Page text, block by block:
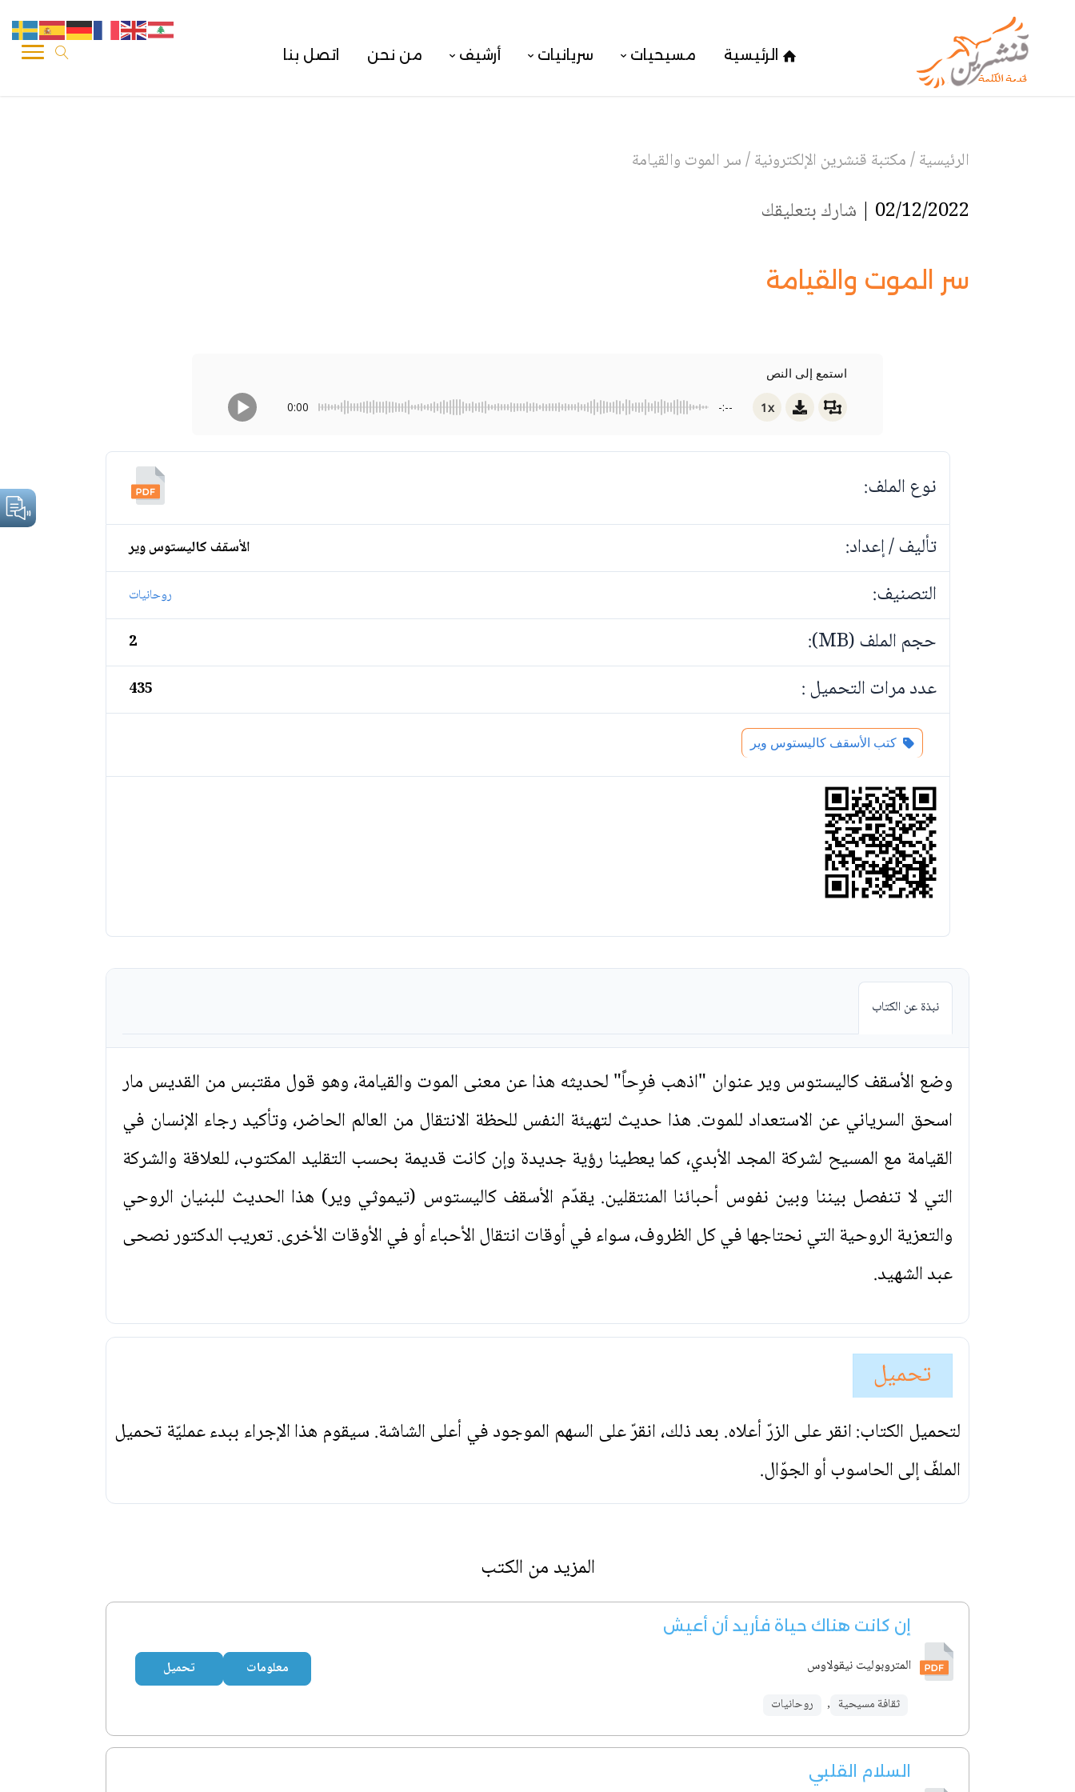
الرئيسية مسيحيات سريانيات أرشيف من نحن اتصل بنا
الرئيسية/مكتبة قنشرين الإلكترونية/سر الموت والقيامة
02/12/2022 | شارك بتعليقك
سر الموت والقيامة
استمع إلى النص
0:00 -:-- 1x
نوع الملف:
تأليف / إعداد:
الأسقف كاليستوس وير
التصنيف: روحانيات
حجم الملف (MB): 2
عدد مرات التحميل : 435
كتب الأسقف كاليستوس وير
نبذة عن الكتاب
وضع الأسقف كاليستوس وير عنوان "اذهب فرِحاً" لحديثه هذا عن معنى الموت والقيامة، وهو قول مقتبس من القديس مار
اسحق السرياني عن الاستعداد للموت. هذا حديث لتهيئة النفس للحظة الانتقال من العالم الحاضر، وتأكيد رجاء الإنسان في
القيامة مع المسيح لشركة المجد الأبدي، كما يعطينا رؤية جديدة وإن كانت قديمة بحسب التقليد المكتوب، للعلاقة والشركة
التي لا تنفصل بيننا وبين نفوس أحبائنا المنتقلين. يقدّم الأسقف كاليستوس (تيموثي وير) هذا الحديث للبنيان الروحي
والتعزية الروحية التي نحتاجها في كل الظروف، سواء في أوقات انتقال الأحباء أو في الأوقات الأخرى. تعريب الدكتور نصحى
عبد الشهيد.
تحميل
لتحميل الكتاب: انقر على الزرّ أعلاه. بعد ذلك، انقرّ على السهم الموجود في أعلى الشاشة. سيقوم هذا الإجراء ببدء عمليّة تحميل
الملفّ إلى الحاسوب أو الجوّال.
المزيد من الكتب
إن كانت هناك حياة فأريد أن أعيش
المتروبوليت نيقولاوس
ثقافة مسيحية , روحانيات
معلومات تحميل
السلام القلبي